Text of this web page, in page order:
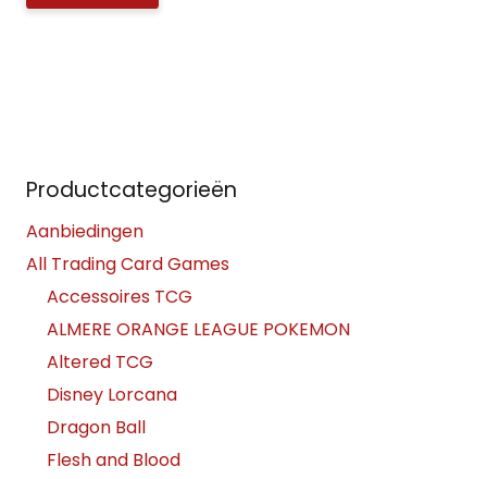
Productcategorieën
Aanbiedingen
All Trading Card Games
Accessoires TCG
ALMERE ORANGE LEAGUE POKEMON
Altered TCG
Disney Lorcana
Dragon Ball
Flesh and Blood